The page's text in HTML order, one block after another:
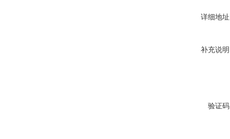
详细地
补充说
验证